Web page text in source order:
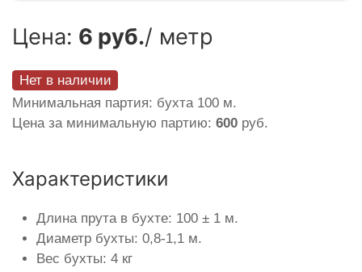
Цена: 6 руб./ метр
Нет в наличии
Минимальная партия: бухта 100 м.
Цена за минимальную партию: 600 руб.
Характеристики
Длина прута в бухте: 100 ± 1 м.
Диаметр бухты: 0,8-1,1 м.
Вес бухты: 4 кг